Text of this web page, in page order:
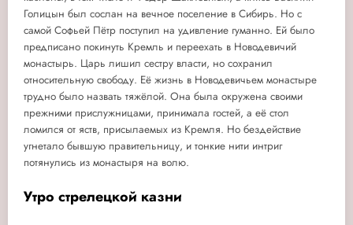
Голицын был сослан на вечное поселение в Сибирь. Но с
самой Софьей Пётр поступил на удивление гуманно. Ей было
предписано покинуть Кремль и переехать в Новодевичий
монастырь. Царь лишил сестру власти, но сохранил
относительную свободу. Её жизнь в Новодевичьем монастыре
трудно было назвать тяжёлой. Она была окружена своими
прежними прислужницами, принимала гостей, а её стол
ломился от яств, присылаемых из Кремля. Но бездействие
угнетало бывшую правительницу, и тонкие нити интриг
потянулись из монастыря на волю.
Утро стрелецкой казни